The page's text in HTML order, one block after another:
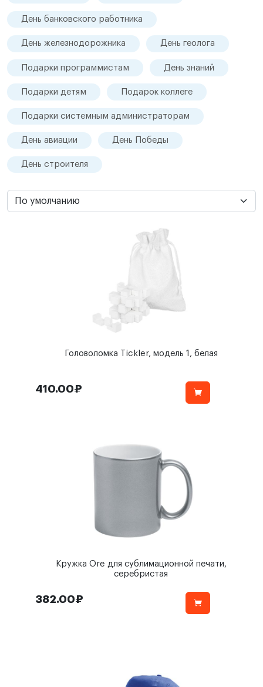
День банковского работника
День железнодорожника День геолога
Подарки программистам День знаний
Подарки детям Подарок коллеге
Подарки системным администраторам
День авиации День Победы
День строителя
Головоломка Tickler, модель 1, белая
410.00₽
Кружка Ore для сублимационной печати,
серебристая
382.00₽